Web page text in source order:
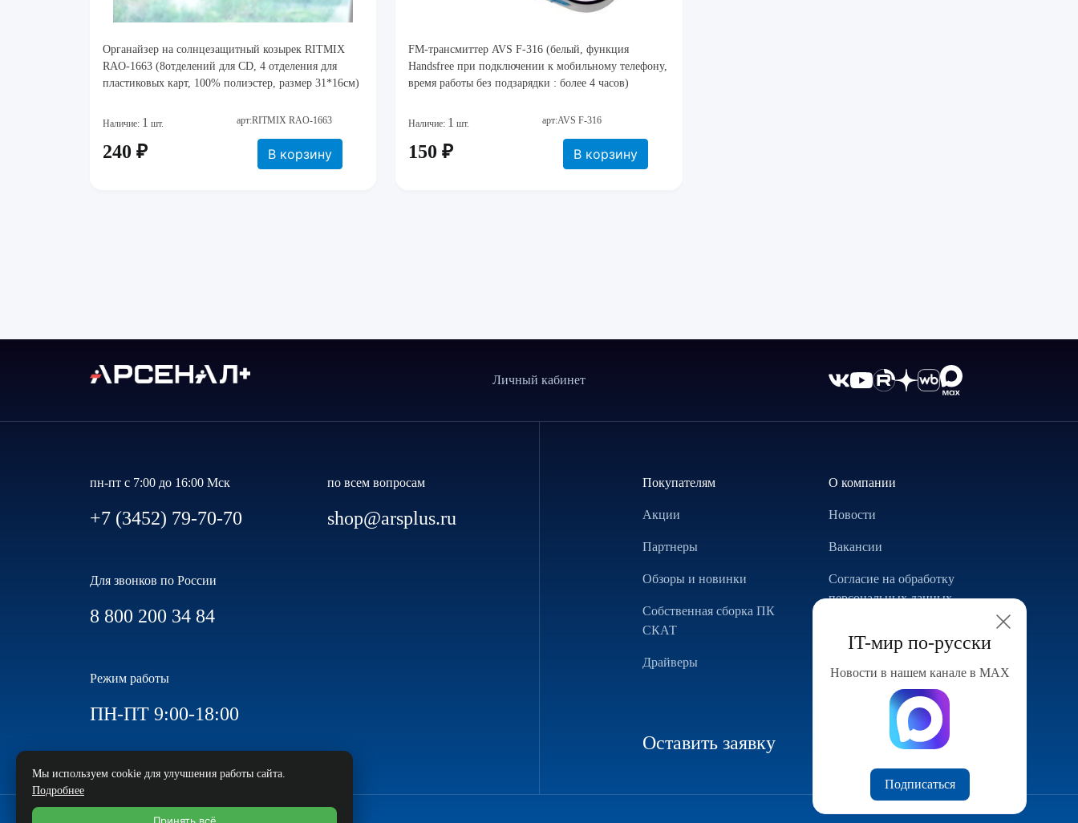
Органайзер на солнцезащитный козырек RITMIX
RAO-1663 (8отделений для CD, 4 отделения для
пластиковых карт, 100% полиэстер, размер 31*16см)
Наличие: 1 шт. арт:RITMIX RAO-1663
240 ₽ В корзину
FM-трансмиттер AVS F-316 (белый, функция
Handsfree при подключении к мобильному телефону,
время работы без подзарядки : более 4 часов)
Наличие: 1 шт. арт:AVS F-316
150 ₽ В корзину
IT-мир по-русски
Новости в нашем канале в МАХ
Подписаться
Личный кабинет
пн-пт с 7:00 до 16:00 Мск
+7 (3452) 79-70-70
по всем вопросам
shop@arsplus.ru
Для звонков по России
8 800 200 34 84
Режим работы
ПН-ПТ 9:00-18:00
Покупателям
Акции
Партнеры
Обзоры и новинки
Собственная сборка ПК
СКАТ
Драйверы
О компании
Новости
Вакансии
Согласие на обработку
персональных данных
Конфигуратор компьютера
Оставить заявку
Мы используем cookie для улучшения работы сайта.
Подробнее